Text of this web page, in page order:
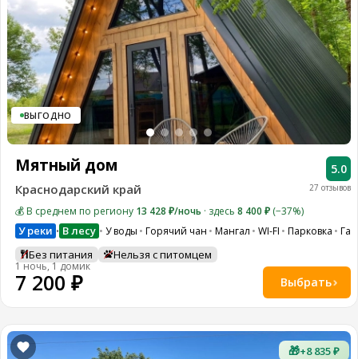
ВЫГОДНО
27 отзывов
5.0
Мятный дом
Краснодарский край
💰 В среднем по региону 13 428 ₽/ночь · здесь 8 400 ₽ (−37%)
У реки • В лесу У воды Горячий чан Мангал WI-FI Парковка
Без питания Нельзя с питомцем
1 ночь, 1 домик
7 200 ₽ Выбрать
🎁+8 835 ₽